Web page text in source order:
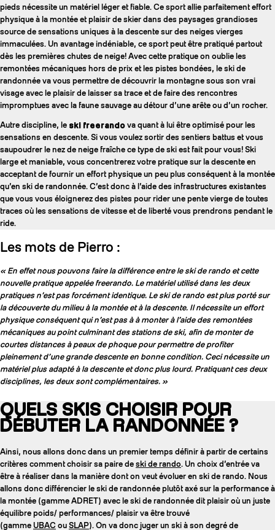
pieds nécessite un matériel léger et fiable. Ce sport allie parfaitement effort
physique à la montée et plaisir de skier dans des paysages grandioses
source de sensations uniques à la descente sur des neiges vierges
immaculées. Un avantage indéniable, ce sport peut être pratiqué partout
dès les premières chutes de neige! Avec cette pratique on oublie les
remontées mécaniques hors de prix et les pistes bondées, le ski de
randonnée va vous permettre de découvrir la montagne sous son vrai
visage avec le plaisir de laisser sa trace et de faire des rencontres
impromptues avec la faune sauvage au détour d’une arête ou d’un rocher.
Autre discipline, le ski freerando va quant à lui être optimisé pour les
sensations en descente. Si vous voulez sortir des sentiers battus et vous
saupoudrer le nez de neige fraîche ce type de ski est fait pour vous! Ski
large et maniable, vous concentrerez votre pratique sur la descente en
acceptant de fournir un effort physique un peu plus conséquent à la montée
qu’en ski de randonnée. C’est donc à l’aide des infrastructures existantes
que vous vous éloignerez des pistes pour rider une pente vierge de toutes
traces où les sensations de vitesse et de liberté vous prendrons pendant le
ride.
Les mots de Pierro :
« En effet nous pouvons faire la différence entre le ski de rando et cette
nouvelle pratique appelée freerando. Le matériel utilisé dans les deux
pratiques n’est pas forcément identique. Le ski de rando est plus porté sur
la découverte du milieu à la montée et à la descente. Il nécessite un effort
physique conséquent qui n’est pas à à monter à l’aide des remontées
mécaniques au point culminant des stations de ski, afin de monter de
courtes distances à peaux de phoque pour permettre de profiter
pleinement d’une grande descente en bonne condition. Ceci nécessite un
matériel plus adapté à la descente et donc plus lourd. Pratiquant ces deux
disciplines, les deux sont complémentaires. »
QUELS SKIS CHOISIR POUR
DÉBUTER LA RANDONNÉE ?
Ainsi, nous allons donc dans un premier temps définir à partir de certains
critères comment choisir sa paire de ski de rando. Un choix d’entrée va
être à réaliser dans la manière dont on veut évoluer en ski de rando. Nous
allons donc différencier le ski de randonnée plutôt axé sur la performance à
la montée (gamme ADRET) avec le ski de randonnée dit plaisir où un juste
équilibre poids/ performances/ plaisir va être trouvé
(gamme UBAC ou SLAP). On va donc juger un ski à son degré de